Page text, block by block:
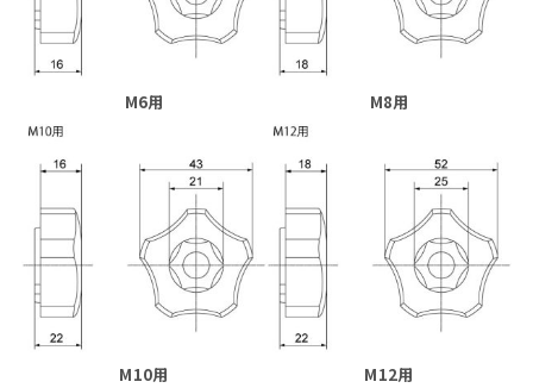
M6用 M8用
M10用 M12用